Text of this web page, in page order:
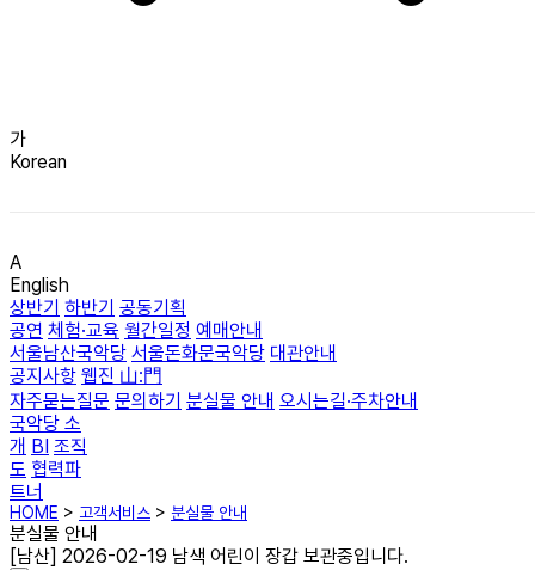
가
Korean
A
English
상반기 하반기 공동기획
공연 체험·교육 월간일정 예매안내
서울남산국악당 서울돈화문국악당 대관안내
공지사항 웹진 山:門
자주묻는질문 문의하기 분실물 안내 오시는길·주차안내
국악당 소
개 BI 조직
도 협력파
트너
HOME > 고객서비스 > 분실물 안내
분실물 안내
[남산] 2026-02-19 남색 어린이 장갑 보관중입니다.